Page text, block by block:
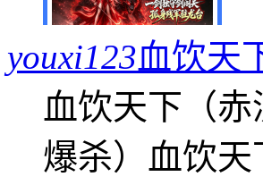
youxi123血饮天
血饮天下（
爆杀）血饮